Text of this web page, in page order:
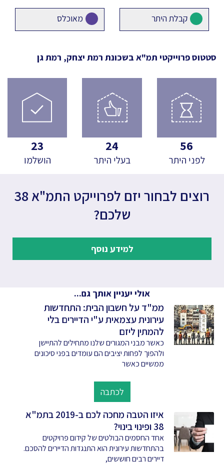
קבלת היתר מאוכלס
סטטוס פרוייקטי תמ"א בשכונת רמת יצחק, רמת גן
56
לפני היתר
24
בעלי היתר
23
הושלמו
רוצים לבחור יזם לפרוייקט התמ"א 38
שלכם?
למידע נוסף
אולי יעניין אותך גם...
ממ"ד על חשבון הבית: התחדשות
עירונית עצמאית ע"י הדיירים בלי
להמתין ליזם
כאשר מבני המגורים שלנו מתחילים להתיישן
ולהפוך לפחות יציבים הם עומדים בפני סיכונים
ממשיים כאשר
לכתבה
איזו הטבה מחכה לכם ב-2019 בתמ"א
38 ופינוי בינוי?
אחד החסמים הבולטים של קידום פרויקטים
בהתחדשות עירונית הוא התנגדות הדיירים להסכם.
דיירים רבים חוששים,